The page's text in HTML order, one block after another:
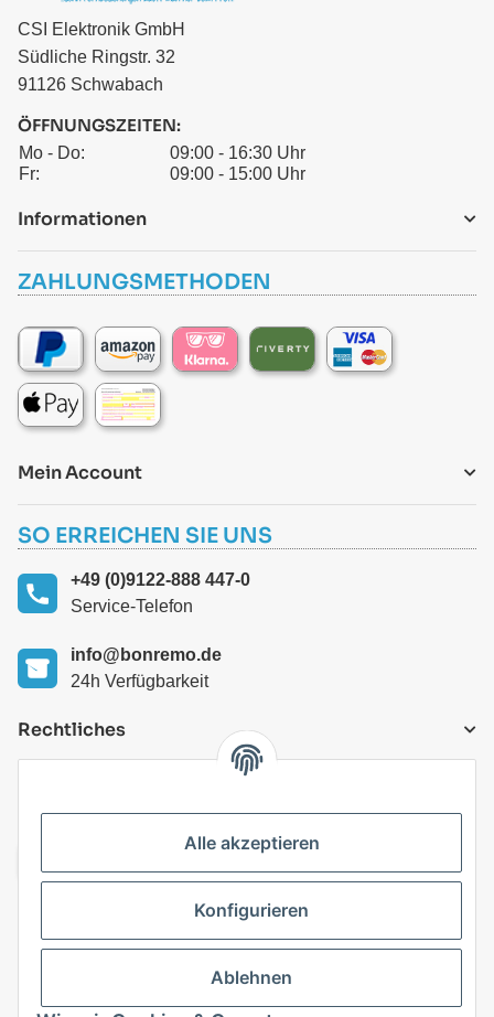
CSI Elektronik GmbH
Südliche Ringstr. 32
91126 Schwabach
ÖFFNUNGSZEITEN:
Mo - Do:
09:00 - 16:30 Uhr
Fr:
09:00 - 15:00 Uhr
Informationen
ZAHLUNGSMETHODEN
Mein Account
SO ERREICHEN SIE UNS
+49 (0)9122-888 447-0
Service-Telefon
info@bonremo.de
24h Verfügbarkeit
Rechtliches
Vertrag widerrufen
Alle akzeptieren
Konfigurieren
Ablehnen